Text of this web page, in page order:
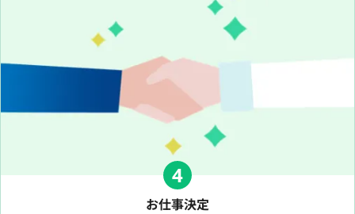
4
お仕事決定